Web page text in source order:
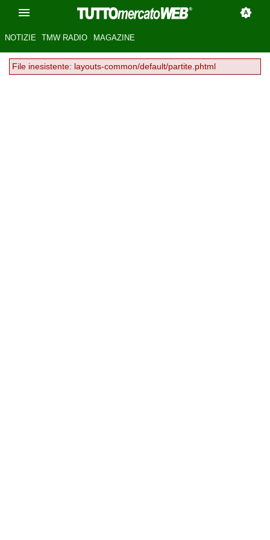
NOTIZIE TMW RADIO MAGAZINE
File inesistente: layouts-common/default/partite.phtml